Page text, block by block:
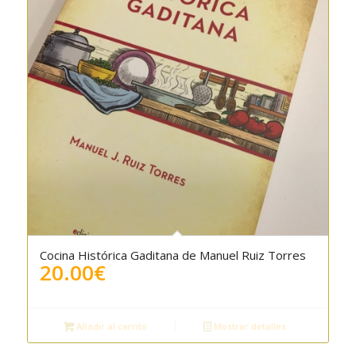
5.00
Cocina Histórica Gaditana de Manuel Ruiz Torres
20.00€
Añadir al carrito Mostrar detalles